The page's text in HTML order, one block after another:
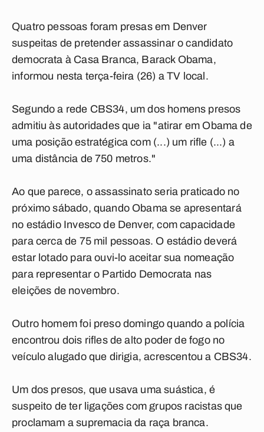
Quatro pessoas foram presas em Denver
suspeitas de pretender assassinar o candidato
democrata à Casa Branca, Barack Obama,
informou nesta terça-feira (26) a TV local.
Segundo a rede CBS34, um dos homens presos
admitiu às autoridades que ia "atirar em Obama de
uma posição estratégica com (...) um rifle (...) a
uma distância de 750 metros."
Ao que parece, o assassinato seria praticado no
próximo sábado, quando Obama se apresentará
no estádio Invesco de Denver, com capacidade
para cerca de 75 mil pessoas. O estádio deverá
estar lotado para ouvi-lo aceitar sua nomeação
para representar o Partido Democrata nas
eleições de novembro.
Outro homem foi preso domingo quando a polícia
encontrou dois rifles de alto poder de fogo no
veículo alugado que dirigia, acrescentou a CBS34.
Um dos presos, que usava uma suástica, é
suspeito de ter ligações com grupos racistas que
proclamam a supremacia da raça branca.